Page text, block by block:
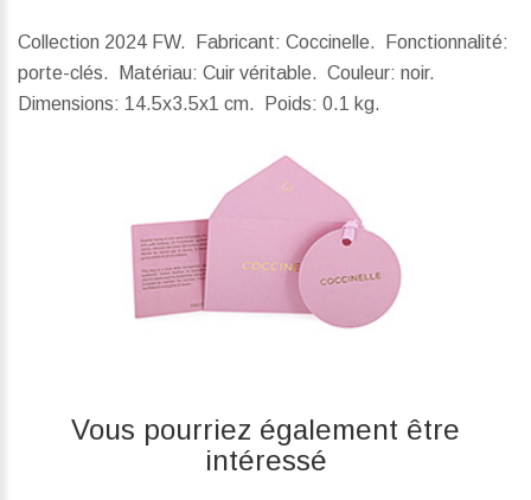
Collection 2024 FW. Fabricant: Coccinelle. Fonctionnalité:
porte-clés. Matériau: Cuir véritable. Couleur: noir.
Dimensions: 14.5x3.5x1 cm. Poids: 0.1 kg.
Vous pourriez également être
intéressé